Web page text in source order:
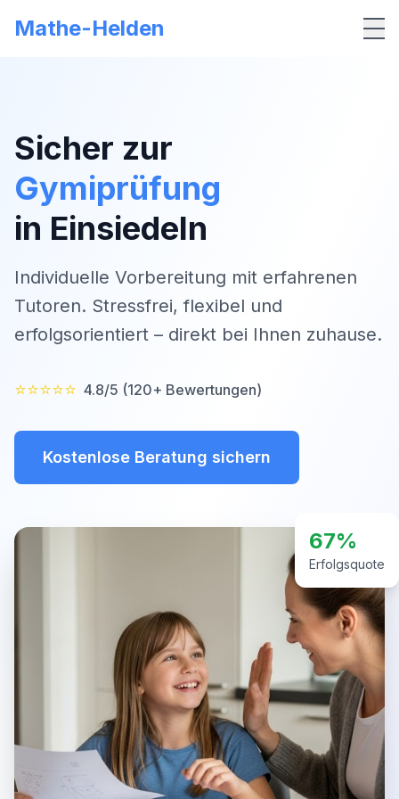
Mathe-Helden
Sicher zur
Gymiprüfung
in Einsiedeln
Individuelle Vorbereitung mit erfahrenen
Tutoren. Stressfrei, flexibel und
erfolgsorientiert – direkt bei Ihnen zuhause.
⭐⭐⭐⭐⭐ 4.8/5 (120+ Bewertungen)
Kostenlose Beratung sichern
67%
Erfolgsquote